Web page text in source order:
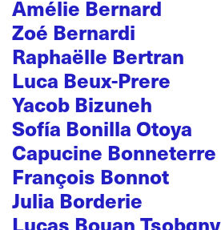
Amélie Bernard
Zoé Bernardi
Raphaëlle Bertran
Luca Beux-Prere
Yacob Bizuneh
Sofía Bonilla Otoya
Capucine Bonneterre
François Bonnot
Julia Borderie
Lucas Bouan Tsobgny